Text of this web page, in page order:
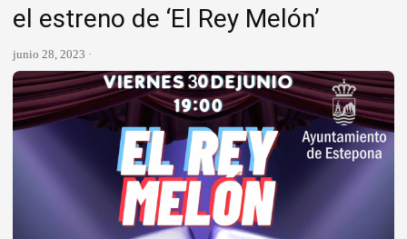
el estreno de ‘El Rey Melón’
junio 28, 2023 ·